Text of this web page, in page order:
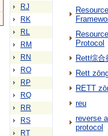
RJ
RK
RL
RM
RN
RO
RP
RQ
RR
RS
RT
Protocol
Rett综合
Rett
RETT
reu
reverse
protocol